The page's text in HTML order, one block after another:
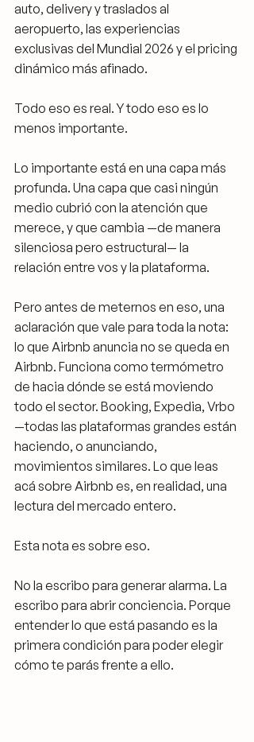
auto, delivery y traslados al
aeropuerto, las experiencias
exclusivas del Mundial 2026 y el pricing
dinámico más afinado.
Todo eso es real. Y todo eso es lo
menos importante.
Lo importante está en una capa más
profunda. Una capa que casi ningún
medio cubrió con la atención que
merece, y que cambia —de manera
silenciosa pero estructural— la
relación entre vos y la plataforma.
Pero antes de meternos en eso, una
aclaración que vale para toda la nota:
lo que Airbnb anuncia no se queda en
Airbnb. Funciona como termómetro
de hacia dónde se está moviendo
todo el sector. Booking, Expedia, Vrbo
—todas las plataformas grandes están
haciendo, o anunciando,
movimientos similares. Lo que leas
acá sobre Airbnb es, en realidad, una
lectura del mercado entero.
Esta nota es sobre eso.
No la escribo para generar alarma. La
escribo para abrir conciencia. Porque
entender lo que está pasando es la
primera condición para poder elegir
cómo te parás frente a ello.